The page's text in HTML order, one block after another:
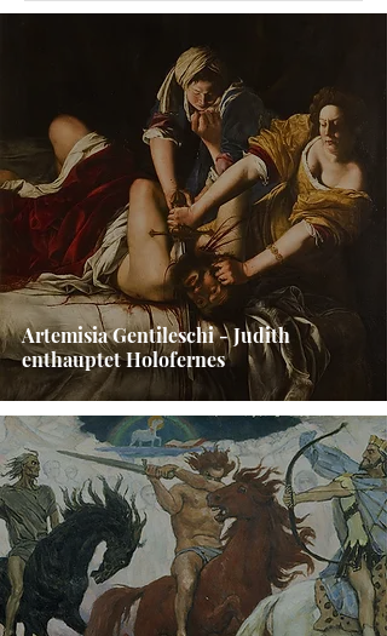
Artemisia Gentileschi - Judith
enthauptet Holofernes